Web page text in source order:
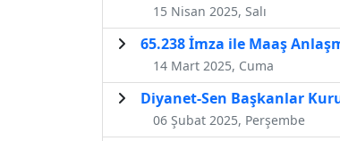
15 Nisan 2025, Salı
65.238 İmza ile Maaş
14 Mart 2025, Cuma
Diyanet-Sen Başkanlar
06 Şubat 2025, Perşembe